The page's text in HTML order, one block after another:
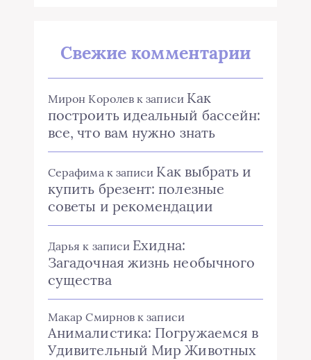
Свежие комментарии
Мирон Королев к записи Как
построить идеальный бассейн:
все, что вам нужно знать
Серафимак записи Как выбрать и
купить брезент: полезные
советы и рекомендации
Дарья к записи Ехидна:
Загадочная жизнь необычного
существа
Макар Смирнов к записи
Анималистика: Погружаемся в
Удивительный Мир Животных